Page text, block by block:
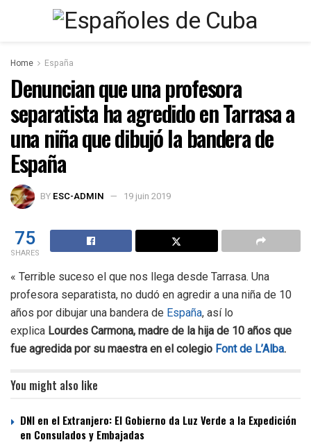
Home España
Denuncian que una profesora
separatista ha agredido en Tarrasa a
una niña que dibujó la bandera de
España
BY ESC-ADMIN 19 juin 2019
75
SHARES
« Terrible suceso el que nos llega desde Tarrasa. Una
profesora separatista, no dudó en agredir a una niña de 10
años por dibujar una bandera de España, así lo
explica Lourdes Carmona, madre de la hija de 10 años que
fue agredida por su maestra en el colegio Font de L’Alba.
You might also like
DNI en el Extranjero: El Gobierno da Luz Verde a la Expedición
en Consulados y Embajadas